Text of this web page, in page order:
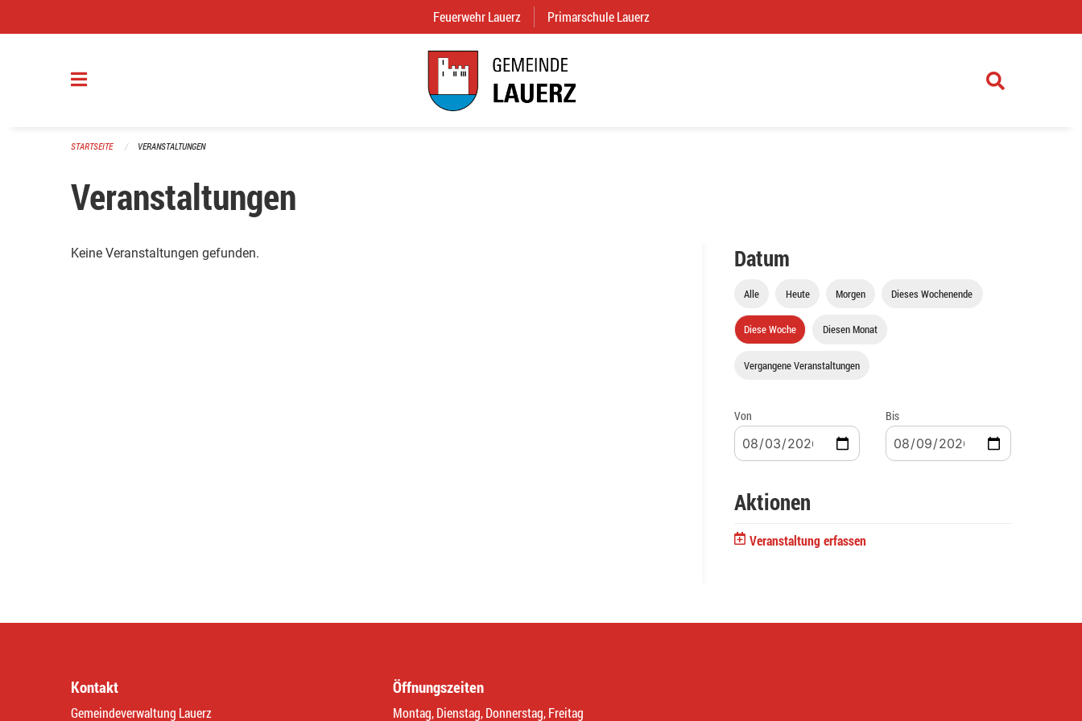
Feuerwehr Lauerz (External Link)
Primarschule Lauerz
STARTSEITE VERANSTALTUNGEN
Veranstaltungen
Keine Veranstaltungen gefunden. Datum
Alle Heute Morgen Dieses Wochenende
Diese Woche Diesen Monat
Vergangene Veranstaltungen
Von Bis
Aktionen
Veranstaltung erfassen
Kontakt
Gemeindeverwaltung Lauerz
Öffnungszeiten
Montag, Dienstag, Donnerstag, Freitag